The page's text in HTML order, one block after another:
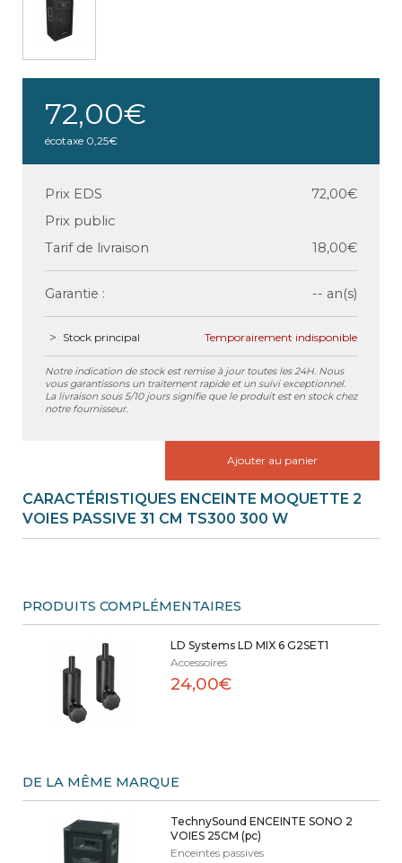
72,00€
écotaxe 0,25€
Prix EDS
72,00€
Prix public
Tarif de livraison
18,00€
Garantie : -- an(s)
Stock principal Temporairement indisponible
Notre indication de stock est remise à jour toutes les 24H. Nous
vous garantissons un traitement rapide et un suivi exceptionnel.
La livraison sous 5/10 jours signifie que le produit est en stock chez
notre fournisseur.
Ajouter au panier
CARACTÉRISTIQUES ENCEINTE MOQUETTE 2
VOIES PASSIVE 31 CM TS300 300 W
PRODUITS COMPLÉMENTAIRES
LD Systems LD MIX 6 G2SET1
Accessoires
24,00€
DE LA MÊME MARQUE
TechnySound ENCEINTE SONO 2
VOIES 25CM (pc)
Enceintes passives